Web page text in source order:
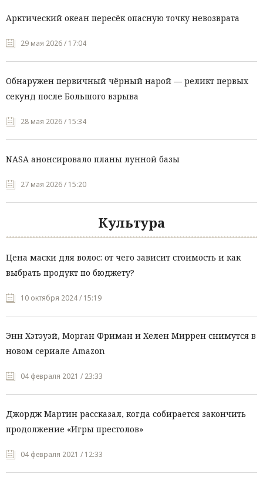
Арктический океан пересёк опасную точку невозврата
29 мая 2026 / 17:04
Обнаружен первичный чёрный нарой — реликт первых
секунд после Большого взрыва
28 мая 2026 / 15:34
NASA анонсировало планы лунной базы
27 мая 2026 / 15:20
Культура
Цена маски для волос: от чего зависит стоимость и как
выбрать продукт по бюджету?
10 октября 2024 / 15:19
Энн Хэтэуэй, Морган Фриман и Хелен Миррен снимутся в
новом сериале Amazon
04 февраля 2021 / 23:33
Джордж Мартин рассказал, когда собирается закончить
продолжение «Игры престолов»
04 февраля 2021 / 12:33